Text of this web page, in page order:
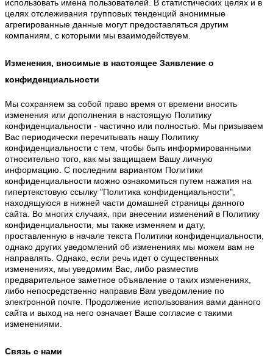
использовать имена пользователей. В статистических целях и в
целях отслеживания групповых тенденций анонимные
агрегированные данные могут предоставляться другим
компаниям, с которыми мы взаимодействуем.
Изменения, вносимые в настоящее Заявление о
конфиденциальности
Мы сохраняeм за собой право время от времени вносить
изменения или дополнения в настоящую Политику
конфиденциальности - частично или полностью. Мы призываем
Вас периодически перечитывать нашу Политику
конфиденциальности с тем, чтобы быть информированными
относительно того, как мы защищаем Вашу личную
информацию. С последним вариантом Политики
конфиденциальности можно ознакомиться путем нажатия на
гипертекстовую ссылку "Политика конфиденциальности",
находящуюся в нижней части домашней страницы данного
сайта. Во многих случаях, при внесении изменений в Политику
конфиденциальности, мы также изменяем и дату,
проставленную в начале текста Политики конфиденциальности,
однако других уведомлений об изменениях мы можем вам не
направлять. Однако, если речь идет о существенных
изменениях, мы уведомим Вас, либо разместив
предварительное заметное объявление о таких изменениях,
либо непосредственно направив Вам уведомление по
электронной почте. Продолжение использования вами данного
сайта и выход на него означает Ваше согласие с такими
изменениями.
Связь с нами